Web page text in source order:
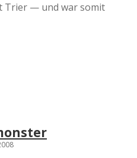
Trier — und war somit